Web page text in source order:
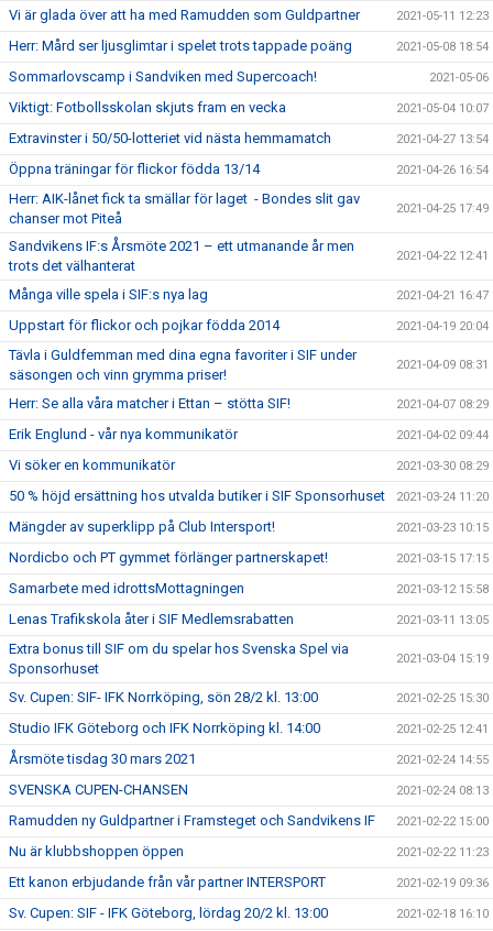
Vi är glada över att ha med Ramudden som Guldpartner 2021-05-11 12:23
Herr: Mård ser ljusglimtar i spelet trots tappade poäng 2021-05-08 18:54
Sommarlovscamp i Sandviken med Supercoach! 2021-05-06
Viktigt: Fotbollsskolan skjuts fram en vecka 2021-05-04 10:07
Extravinster i 50/50-lotteriet vid nästa hemmamatch 2021-04-27 13:54
Öppna träningar för flickor födda 13/14 2021-04-26 16:54
Herr: AIK-lånet fick ta smällar för laget - Bondes slit gav
chanser mot Piteå
2021-04-25 17:49
Sandvikens IF:s Årsmöte 2021 – ett utmanande år men
trots det välhanterat
2021-04-22 12:41
Många ville spela i SIF:s nya lag 2021-04-21 16:47
Uppstart för flickor och pojkar födda 2014 2021-04-19 20:04
Tävla i Guldfemman med dina egna favoriter i SIF under
säsongen och vinn grymma priser!
2021-04-09 08:31
Herr: Se alla våra matcher i Ettan – stötta SIF! 2021-04-07 08:29
Erik Englund - vår nya kommunikatör 2021-04-02 09:44
Vi söker en kommunikatör 2021-03-30 08:29
50 % höjd ersättning hos utvalda butiker i SIF Sponsorhuset 2021-03-24 11:20
Mängder av superklipp på Club Intersport! 2021-03-23 10:15
Nordicbo och PT gymmet förlänger partnerskapet! 2021-03-15 17:15
Samarbete med idrottsMottagningen 2021-03-12 15:58
Lenas Trafikskola åter i SIF Medlemsrabatten 2021-03-11 13:05
Extra bonus till SIF om du spelar hos Svenska Spel via
Sponsorhuset
2021-03-04 15:19
Sv. Cupen: SIF- IFK Norrköping, sön 28/2 kl. 13:00 2021-02-25 15:30
Studio IFK Göteborg och IFK Norrköping kl. 14:00 2021-02-25 12:41
Årsmöte tisdag 30 mars 2021 2021-02-24 14:55
SVENSKA CUPEN-CHANSEN 2021-02-24 08:13
Ramudden ny Guldpartner i Framsteget och Sandvikens IF 2021-02-22 15:00
Nu är klubbshoppen öppen 2021-02-22 11:23
Ett kanon erbjudande från vår partner INTERSPORT 2021-02-19 09:36
Sv. Cupen: SIF - IFK Göteborg, lördag 20/2 kl. 13:00 2021-02-18 16:10